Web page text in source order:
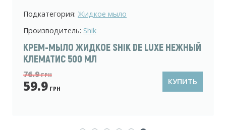
Подкатегория: Жидкое мыло
Производитель: Shik
КРЕМ-МЫЛО ЖИДКОЕ SHIK DE LUXE НЕЖНЫЙ
КЛЕМАТИС 500 МЛ
76.9ГРН
59.9 ГРН
КУПИТЬ